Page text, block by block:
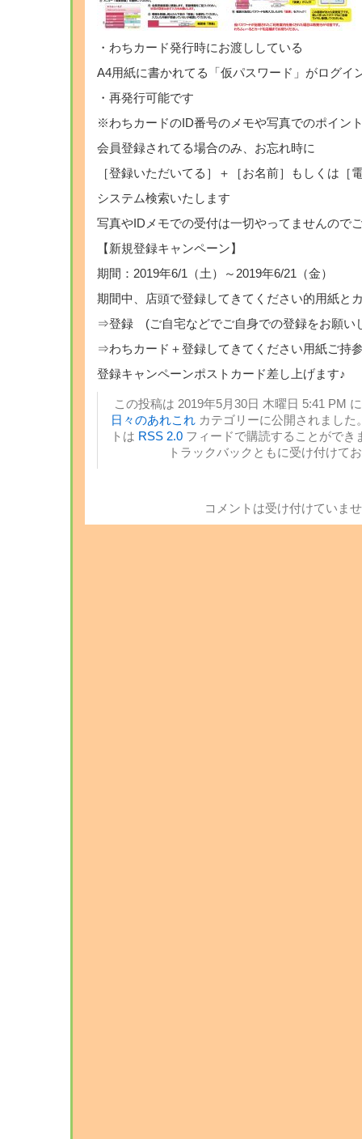
・わちカード発行時にお渡ししている
A4用紙に書かれてる「仮パスワード」がログイ
・再発行可能です
※わちカードのID番号のメモや写真でのポイン
会員登録されてる場合のみ、お忘れ時に
［登録いただいてる］＋［お名前］もしくは［
システム検索いたします
写真やIDメモでの受付は一切やってませんので
【新規登録キャンペーン】
期間：2019年6/1（土）～2019年6/21（金）
期間中、店頭で登録してきてください的用紙と
⇒登録 (ご自宅などでご自身での登録をお願い
⇒わちカード＋登録してきてください用紙ご持
登録キャンペーンポストカード差し上げます♪
この投稿は 2019年5月30日 木曜日 5:41 PM
日々のあれこれカテゴリーに公開されました
トは RSS 2.0 フィードで購読することができ
トラックバックともに受け付けて
コメントは受け付けていま